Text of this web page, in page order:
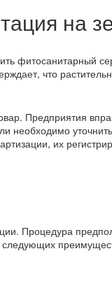
на
фитосанитарный
что
Предприятия
необходимо
их
Процедура
следующих